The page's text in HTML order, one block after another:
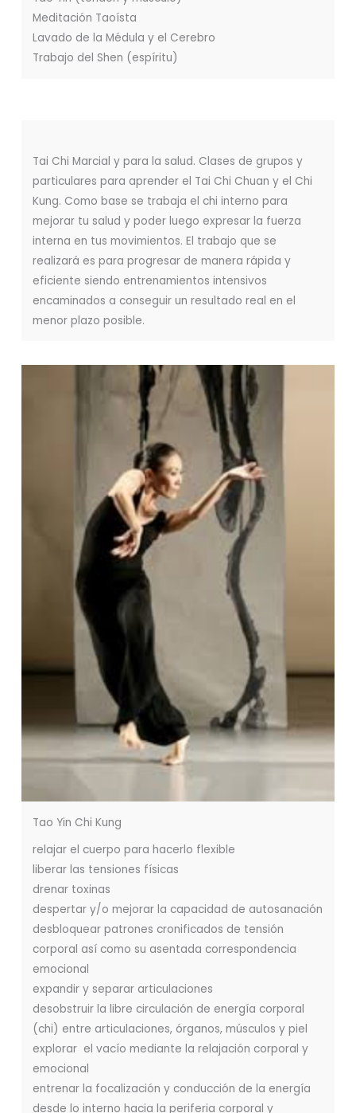
Meditación Taoísta
Lavado de la Médula y el Cerebro
Trabajo del Shen (espíritu)
Tai Chi Marcial y para la salud. Clases de grupos y
particulares para aprender el Tai Chi Chuan y el Chi
Kung. Como base se trabaja el chi interno para
mejorar tu salud y poder luego expresar la fuerza
interna en tus movimientos. El trabajo que se
realizará es para progresar de manera rápida y
eficiente siendo entrenamientos intensivos
encaminados a conseguir un resultado real en el
menor plazo posible.
Tao Yin Chi Kung
relajar el cuerpo para hacerlo flexible
liberar las tensiones físicas
drenar toxinas
despertar y/o mejorar la capacidad de autosanación
desbloquear patrones cronificados de tensión
corporal así como su asentada correspondencia
emocional
expandir y separar articulaciones
desobstruir la libre circulación de energía corporal
(chi) entre articulaciones, órganos, músculos y piel
explorar el vacío mediante la relajación corporal y
emocional
entrenar la focalización y conducción de la energía
desde lo interno hacia la periferia corporal y